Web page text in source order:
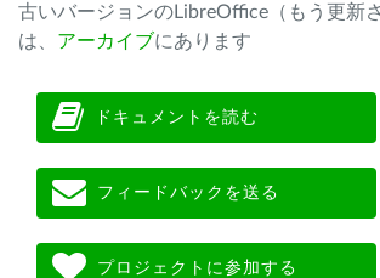
古いバージョンのLibreOffice（もう更新
は、 アーカイブにあります
ドキュメントを読む
フィードバックを送る
プロジェクトに参加する